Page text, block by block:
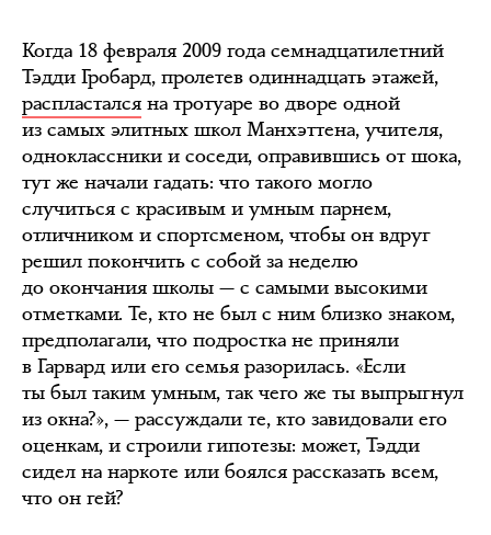
Когда 18 февраля 2009 года семнадцатилетний
Тэдди Гробард, пролетев одиннадцать этажей,
распластался на тротуаре во дворе одной
из самых элитных школ Манхэттена, учителя,
одноклассники и соседи, оправившись от шока,
тут же начали гадать: что такого могло
случиться с красивым и умным парнем,
отличником и спортсменом, чтобы он вдруг
решил покончить с собой за неделю
до окончания школы — с самыми высокими
отметками. Те, кто не был с ним близко знаком,
предполагали, что подростка не приняли
в Гарвард или его семья разорилась. «Если
ты был таким умным, так чего же ты выпрыгнул
из окна?», — рассуждали те, кто завидовали его
оценкам, и строили гипотезы: может, Тэдди
сидел на наркоте или боялся рассказать всем,
что он гей?